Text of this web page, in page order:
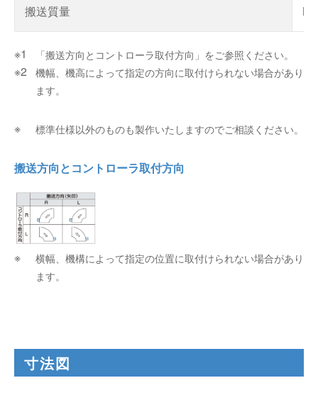
搬送質量
「搬送方向とコントローラ取付方向」をご参照ください。
機幅、機高によって指定の方向に取付けられない場合があり
ます。
標準仕様以外のものも製作いたしますのでご相談ください。
搬送方向とコントローラ取付方向
横幅、機構によって指定の位置に取付けられない場合があり
ます。
寸法図